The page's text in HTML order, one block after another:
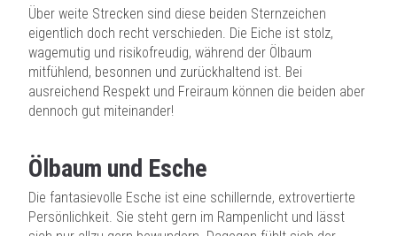
Über weite Strecken sind diese beiden Sternzeichen
eigentlich doch recht verschieden. Die Eiche ist stolz,
wagemutig und risikofreudig, während der Ölbaum
mitfühlend, besonnen und zurückhaltend ist. Bei
ausreichend Respekt und Freiraum können die beiden aber
dennoch gut miteinander!
Ölbaum und Esche
Die fantasievolle Esche ist eine schillernde, extrovertierte
Persönlichkeit. Sie steht gern im Rampenlicht und lässt